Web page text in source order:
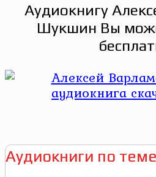
Аудиокнигу
Шукшин Вы
Аудиокниги по